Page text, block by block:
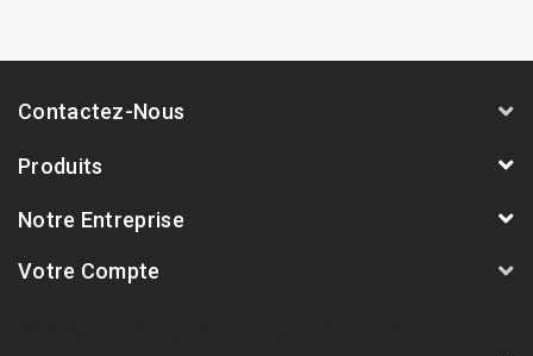
Contactez-Nous
Produits
Notre Entreprise
Votre Compte